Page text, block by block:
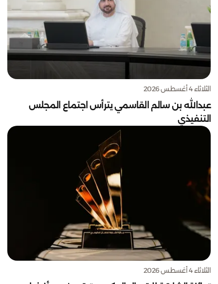
الثلاثاء 4 أغسطس 2026
عبدالله بن سالم القاسمي يترأس اجتماع المجلس
التنفيذي
الثلاثاء 4 أغسطس 2026